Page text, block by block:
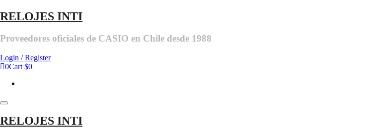
Skip
to
content
RELOJES INTI
Proveedores oficiales de CASIO en Chile desde 1988
Login / Register
0Cart $0
Toggle
RELOJES INTI